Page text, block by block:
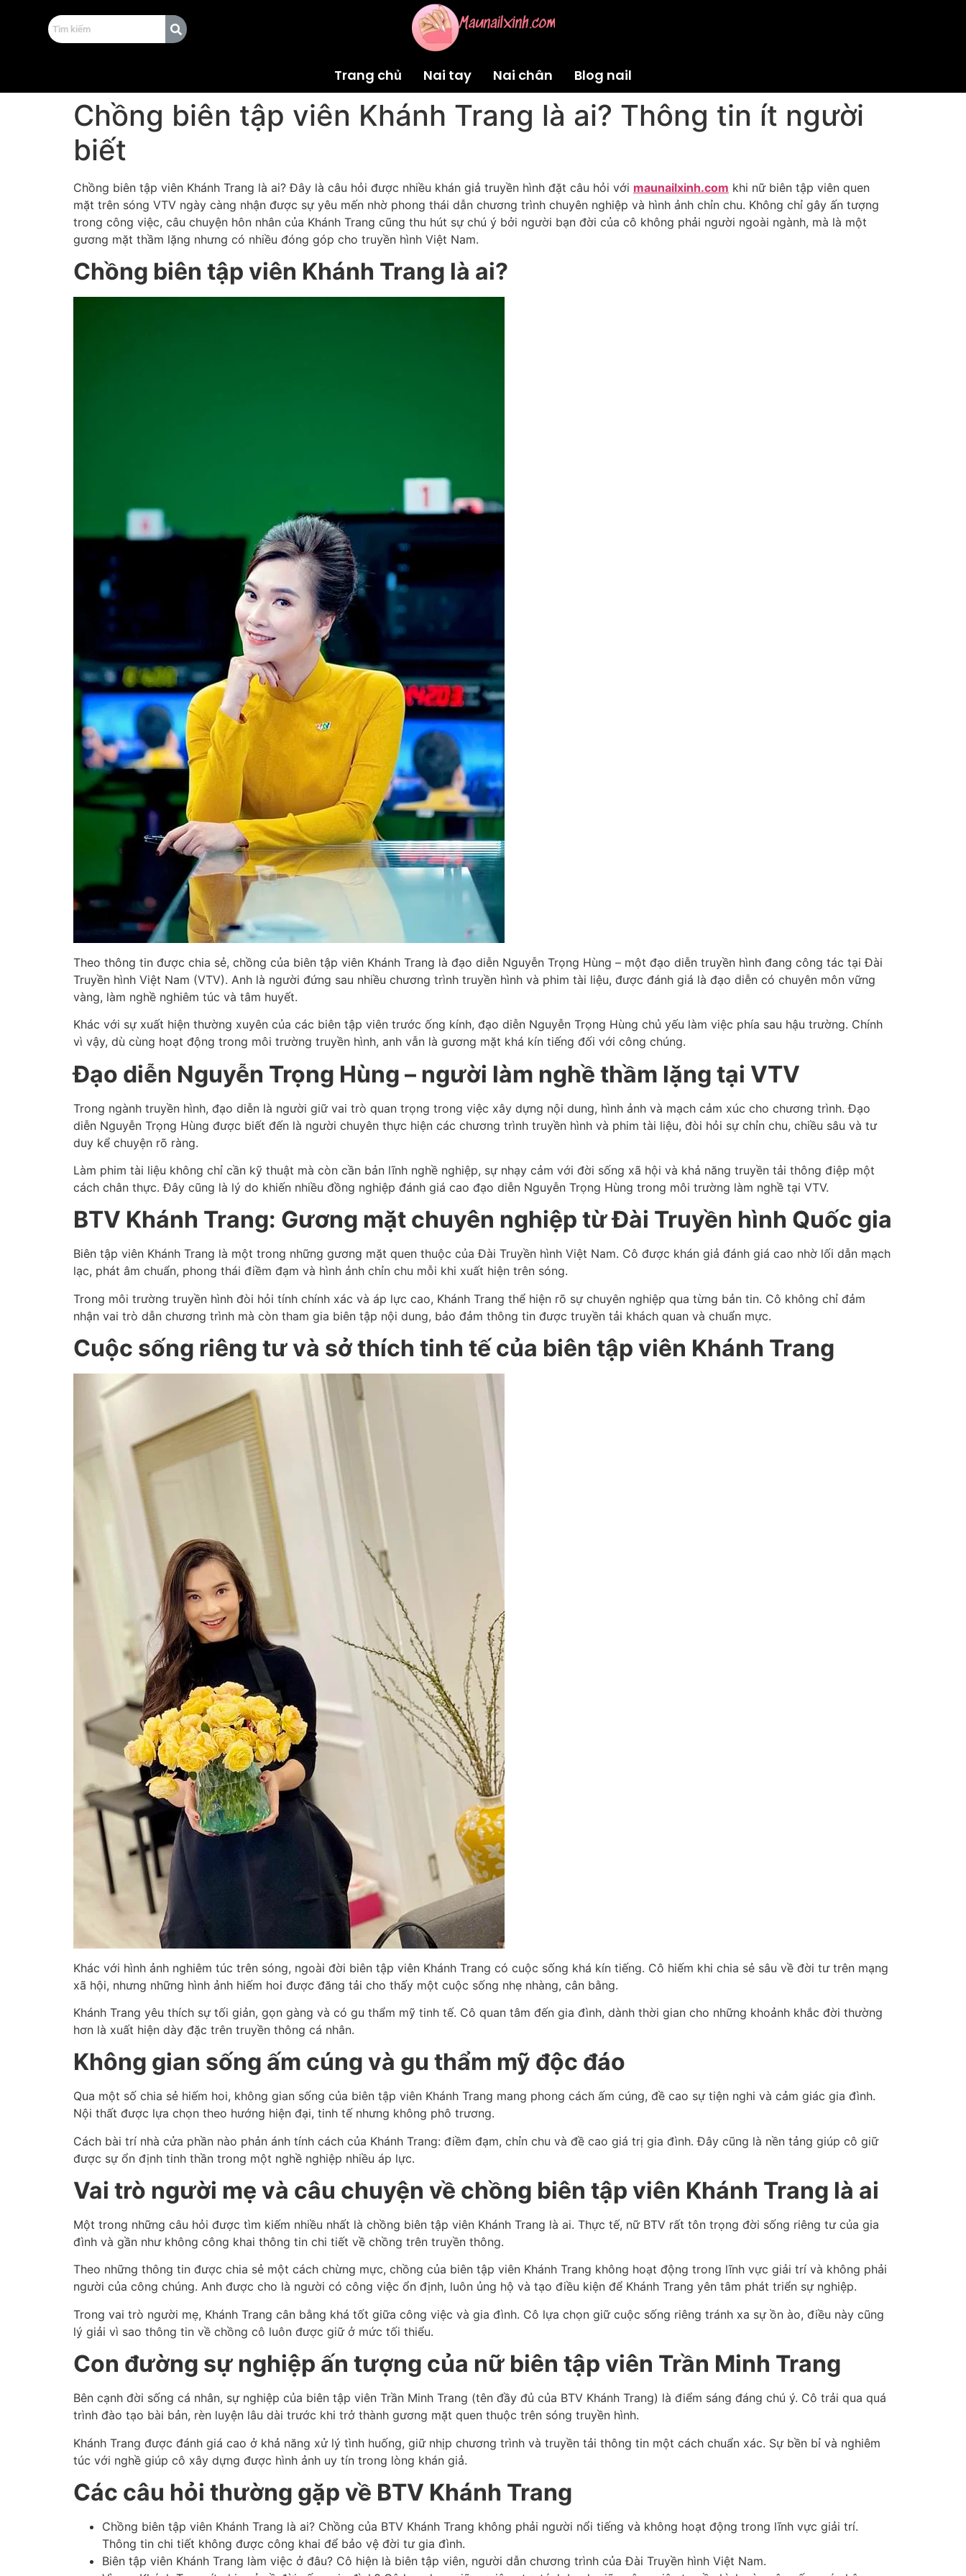
Trang chủ Nai tay Nai chân Blog nail
Chồng biên tập viên Khánh Trang là ai? Thông tin ít người
biết
Chồng biên tập viên Khánh Trang là ai? Đây là câu hỏi được nhiều khán giả truyền hình đặt câu hỏi với maunailxinh.com khi nữ biên tập viên quen
mặt trên sóng VTV ngày càng nhận được sự yêu mến nhờ phong thái dẫn chương trình chuyên nghiệp và hình ảnh chỉn chu. Không chỉ gây ấn tượng
trong công việc, câu chuyện hôn nhân của Khánh Trang cũng thu hút sự chú ý bởi người bạn đời của cô không phải người ngoài ngành, mà là một
gương mặt thầm lặng nhưng có nhiều đóng góp cho truyền hình Việt Nam.
Chồng biên tập viên Khánh Trang là ai?
Theo thông tin được chia sẻ, chồng của biên tập viên Khánh Trang là đạo diễn Nguyễn Trọng Hùng – một đạo diễn truyền hình đang công tác tại Đài
Truyền hình Việt Nam (VTV). Anh là người đứng sau nhiều chương trình truyền hình và phim tài liệu, được đánh giá là đạo diễn có chuyên môn vững
vàng, làm nghề nghiêm túc và tâm huyết.
Khác với sự xuất hiện thường xuyên của các biên tập viên trước ống kính, đạo diễn Nguyễn Trọng Hùng chủ yếu làm việc phía sau hậu trường. Chính
vì vậy, dù cùng hoạt động trong môi trường truyền hình, anh vẫn là gương mặt khá kín tiếng đối với công chúng.
Đạo diễn Nguyễn Trọng Hùng – người làm nghề thầm lặng tại VTV
Trong ngành truyền hình, đạo diễn là người giữ vai trò quan trọng trong việc xây dựng nội dung, hình ảnh và mạch cảm xúc cho chương trình. Đạo
diễn Nguyễn Trọng Hùng được biết đến là người chuyên thực hiện các chương trình truyền hình và phim tài liệu, đòi hỏi sự chỉn chu, chiều sâu và tư
duy kể chuyện rõ ràng.
Làm phim tài liệu không chỉ cần kỹ thuật mà còn cần bản lĩnh nghề nghiệp, sự nhạy cảm với đời sống xã hội và khả năng truyền tải thông điệp một
cách chân thực. Đây cũng là lý do khiến nhiều đồng nghiệp đánh giá cao đạo diễn Nguyễn Trọng Hùng trong môi trường làm nghề tại VTV.
BTV Khánh Trang: Gương mặt chuyên nghiệp từ Đài Truyền hình Quốc gia
Biên tập viên Khánh Trang là một trong những gương mặt quen thuộc của Đài Truyền hình Việt Nam. Cô được khán giả đánh giá cao nhờ lối dẫn mạch
lạc, phát âm chuẩn, phong thái điềm đạm và hình ảnh chỉn chu mỗi khi xuất hiện trên sóng.
Trong môi trường truyền hình đòi hỏi tính chính xác và áp lực cao, Khánh Trang thể hiện rõ sự chuyên nghiệp qua từng bản tin. Cô không chỉ đảm
nhận vai trò dẫn chương trình mà còn tham gia biên tập nội dung, bảo đảm thông tin được truyền tải khách quan và chuẩn mực.
Cuộc sống riêng tư và sở thích tinh tế của biên tập viên Khánh Trang
Khác với hình ảnh nghiêm túc trên sóng, ngoài đời biên tập viên Khánh Trang có cuộc sống khá kín tiếng. Cô hiếm khi chia sẻ sâu về đời tư trên mạng
xã hội, nhưng những hình ảnh hiếm hoi được đăng tải cho thấy một cuộc sống nhẹ nhàng, cân bằng.
Khánh Trang yêu thích sự tối giản, gọn gàng và có gu thẩm mỹ tinh tế. Cô quan tâm đến gia đình, dành thời gian cho những khoảnh khắc đời thường
hơn là xuất hiện dày đặc trên truyền thông cá nhân.
Không gian sống ấm cúng và gu thẩm mỹ độc đáo
Qua một số chia sẻ hiếm hoi, không gian sống của biên tập viên Khánh Trang mang phong cách ấm cúng, đề cao sự tiện nghi và cảm giác gia đình.
Nội thất được lựa chọn theo hướng hiện đại, tinh tế nhưng không phô trương.
Cách bài trí nhà cửa phần nào phản ánh tính cách của Khánh Trang: điềm đạm, chỉn chu và đề cao giá trị gia đình. Đây cũng là nền tảng giúp cô giữ
được sự ổn định tinh thần trong một nghề nghiệp nhiều áp lực.
Vai trò người mẹ và câu chuyện về chồng biên tập viên Khánh Trang là ai
Một trong những câu hỏi được tìm kiếm nhiều nhất là chồng biên tập viên Khánh Trang là ai. Thực tế, nữ BTV rất tôn trọng đời sống riêng tư của gia
đình và gần như không công khai thông tin chi tiết về chồng trên truyền thông.
Theo những thông tin được chia sẻ một cách chừng mực, chồng của biên tập viên Khánh Trang không hoạt động trong lĩnh vực giải trí và không phải
người của công chúng. Anh được cho là người có công việc ổn định, luôn ủng hộ và tạo điều kiện để Khánh Trang yên tâm phát triển sự nghiệp.
Trong vai trò người mẹ, Khánh Trang cân bằng khá tốt giữa công việc và gia đình. Cô lựa chọn giữ cuộc sống riêng tránh xa sự ồn ào, điều này cũng
lý giải vì sao thông tin về chồng cô luôn được giữ ở mức tối thiểu.
Con đường sự nghiệp ấn tượng của nữ biên tập viên Trần Minh Trang
Bên cạnh đời sống cá nhân, sự nghiệp của biên tập viên Trần Minh Trang (tên đầy đủ của BTV Khánh Trang) là điểm sáng đáng chú ý. Cô trải qua quá
trình đào tạo bài bản, rèn luyện lâu dài trước khi trở thành gương mặt quen thuộc trên sóng truyền hình.
Khánh Trang được đánh giá cao ở khả năng xử lý tình huống, giữ nhịp chương trình và truyền tải thông tin một cách chuẩn xác. Sự bền bỉ và nghiêm
túc với nghề giúp cô xây dựng được hình ảnh uy tín trong lòng khán giả.
Các câu hỏi thường gặp về BTV Khánh Trang
Chồng biên tập viên Khánh Trang là ai? Chồng của BTV Khánh Trang không phải người nổi tiếng và không hoạt động trong lĩnh vực giải trí.
Thông tin chi tiết không được công khai để bảo vệ đời tư gia đình.
Biên tập viên Khánh Trang làm việc ở đâu? Cô hiện là biên tập viên, người dẫn chương trình của Đài Truyền hình Việt Nam.